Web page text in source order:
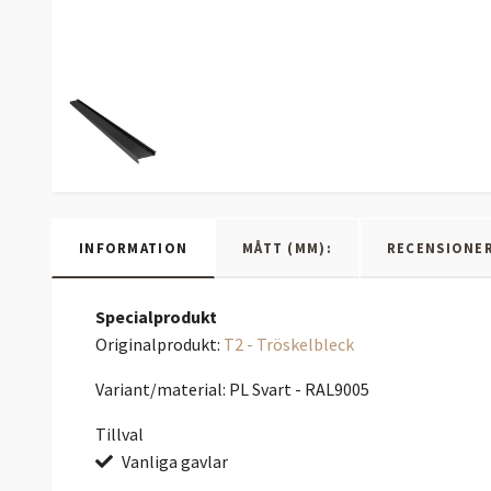
INFORMATION MÅTT (MM):
Specialprodukt
Originalprodukt: T2 - Tröskelbleck
Variant/material: PL Svart - RAL9005
Tillval
Vanliga gavlar